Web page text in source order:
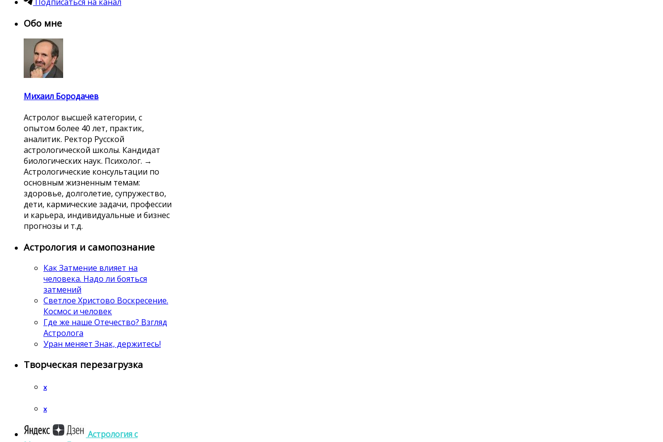
Обо мне
Михаил Бородачев
Астролог высшей категории, с
опытом более 40 лет, практик,
аналитик. Ректор Русской
астрологической школы. Кандидат
биологических наук. Психолог. →
Астрологические консультации по
основным жизненным темам:
здоровье, долголетие, супружество,
дети, кармические задачи, профессии
и карьера, индивидуальные и бизнес
прогнозы и т.д.
Астрология и самопознание
Как Затмение влияет на
человека. Надо ли бояться
затмений
Светлое Христово Воскресение.
Космос и человек
Где же наше Отечество? Взгляд
Астролога
Уран меняет Знак, держитесь!
Творческая перезагрузка
x
x
Астрология c